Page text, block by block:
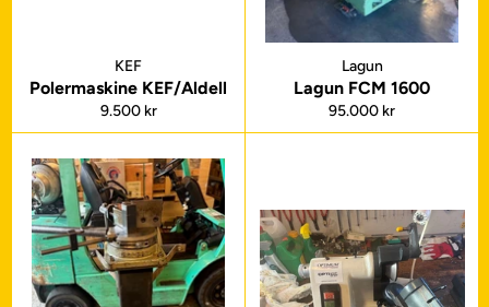
KEF
Polermaskine KEF/Aldell
Normalpris
9.500 kr
Lagun
Lagun FCM 1600
Normalpris
95.000 kr